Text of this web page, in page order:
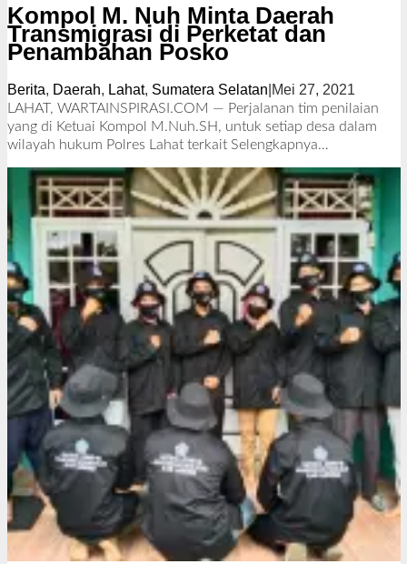
Kompol M. Nuh Minta Daerah
Transmigrasi di Perketat dan
Penambahan Posko
Berita, Daerah, Lahat, Sumatera Selatan Mei 27, 2021
l
e
e
d
a
k
s
i
LAHAT, WARTAINSPIRASI.COM — Perjalanan tim penilaian
yang di Ketuai Kompol M.Nuh.SH, untuk setiap desa dalam
wilayah hukum Polres Lahat terkait Selengkapnya…